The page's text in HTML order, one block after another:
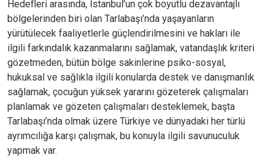
Hedefleri arasında, İstanbul’un çok boyutlu dezavantajlı
bölgelerinden biri olan Tarlabaşı’nda yaşayanların
yürütülecek faaliyetlerle güçlendirilmesini ve hakları ile
ilgili farkındalık kazanmalarını sağlamak, vatandaşlık kriteri
gözetmeden, bütün bölge sakinlerine psiko-sosyal,
hukuksal ve sağlıkla ilgili konularda destek ve danışmanlık
sağlamak, çocuğun yüksek yararını gözeterek çalışmaları
planlamak ve gözeten çalışmaları desteklemek, başta
Tarlabaşı’nda olmak üzere Türkiye ve dünyadaki her türlü
ayrımcılığa karşı çalışmak, bu konuyla ilgili savunuculuk
yapmak var.